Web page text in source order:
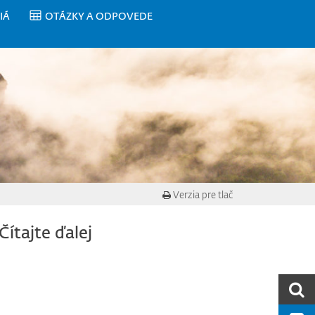
OTÁZKY A ODPOVEDE
Verzia pre tlač
ďalej